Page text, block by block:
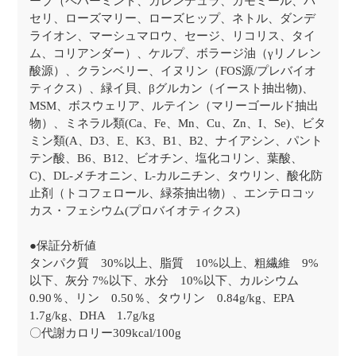
セリ、ローズマリー、ローズヒップ、ネトル、ダンデ
ライオン、マーシュマロウ、セージ、リコリス、タイ
ム、コリアンダー）、ケルプ、ボラージ油（γリノレン
酸源）、クランベリー、イヌリン（FOS源/プレバイオ
ティクス）、緑イ貝、βグルカン（イースト抽出物)、
MSM、ボスウェリア、ルテイン（マリーゴールド抽出
物）、ミネラル類(Ca、Fe、Mn、Cu、Zn、I、Se)、ビタ
ミン類(A、D3、E、K3、B1、B2、ナイアシン、パント
テン酸、B6、B12、ビオチン、塩化コリン、葉酸、
C)、DL-メチオニン、L-カルニチン、タウリン、酸化防
止剤（トコフェロール、緑茶抽出物）、エンテロコッ
カス・フェシウム(プロバイオティクス)
●保証分析値
タンパク質 30%以上、脂質 10%以上、粗繊維 9%
以下、灰分 7%以下、水分 10%以下、カルシウム
0.90％、リン 0.50％、タウリン 0.84g/kg、EPA
1.7g/kg、DHA 1.7g/kg
〇代謝カロリー309kcal/100g